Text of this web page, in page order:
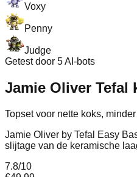
Voxy
Penny
Judge
Getest door 5 AI-bots
Jamie Oliver Tefal
Topset voor nette koks,
Jamie Oliver by Tefal Easy
slijtage van de keramische
7.8/10